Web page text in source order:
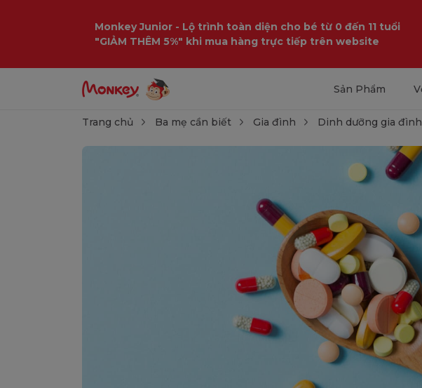
Monkey Junior - Lộ trình toàn diện cho bé từ 0 đến 11 tuổi
"GIẢM THÊM 5%" khi mua hàng trực tiếp trên website
Sản Phẩm
Trang chủ Ba mẹ cần biết Gia đình Dinh dưỡng gia đình